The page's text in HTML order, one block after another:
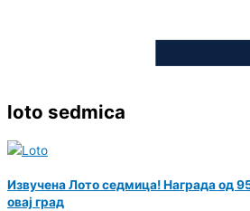
loto sedmica
Извучена Лото седмица! Награда од
овај град